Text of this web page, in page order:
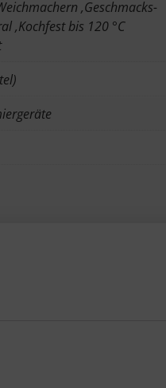
,Geschmacks-
,Kochfest bis 120 °C